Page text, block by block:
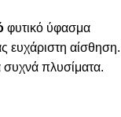
φυτικό ύφασμα
ευχάριστη αίσθηση.
συχνά πλυσίματα.